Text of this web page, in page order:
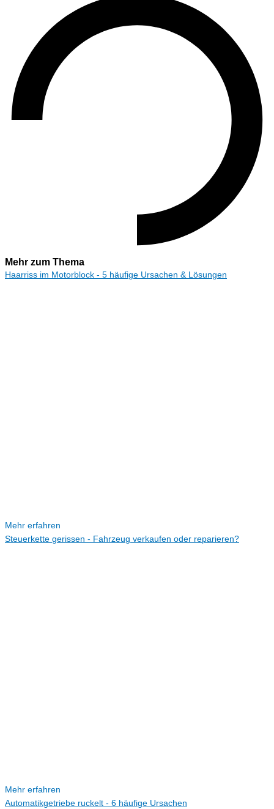
Mehr zum Thema
Haarriss im Motorblock - 5 häufige Ursachen & Lösungen
Mehr erfahren
Steuerkette gerissen - Fahrzeug verkaufen oder reparieren?
Mehr erfahren
Automatikgetriebe ruckelt - 6 häufige Ursachen